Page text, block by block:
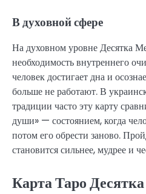
В духовной сфере
На духовном уровне Десятка
необходимость внутреннего
человек достигает дна и
больше не работают. В
традиции часто эту карту
души» — состоянием, когда
потом его обрести заново.
становится сильнее, мудрее и
Карта Таро